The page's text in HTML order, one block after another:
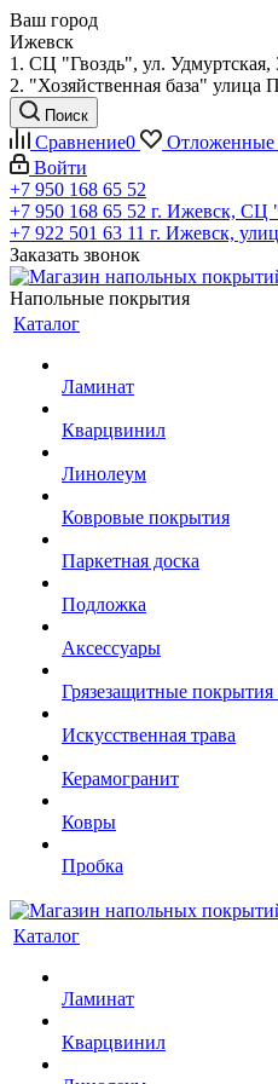
Ваш город
Ижевск
1. СЦ "Гвоздь", ул. Удмуртская,
2. "Хозяйственная база" улица
Поиск
Сравнение0 Отложенные
Войти
+7 950 168 65 52
+7 950 168 65 52 г. Ижевск, СЦ
+7 922 501 63 11 г. Ижевск,
Заказать звонок
Напольные покрытия
Каталог
Ламинат
Кварцвинил
Линолеум
Ковровые покрытия
Паркетная доска
Подложка
Аксессуары
Грязезащитные
Искусственная трава
Керамогранит
Ковры
Пробка
Каталог
Ламинат
Кварцвинил